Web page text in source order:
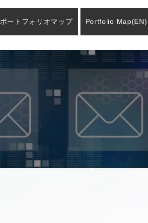
ポートフォリオマップ Portfolio Map(EN)